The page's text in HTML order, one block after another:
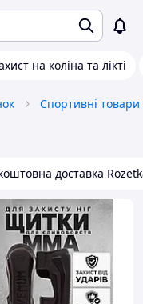
на коліна та лікті
Спортивні товари
доставка